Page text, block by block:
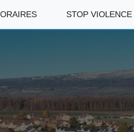
STOP VIOLENCE